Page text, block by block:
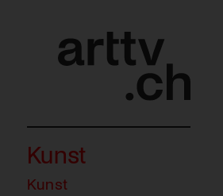
Kunst
Kunst